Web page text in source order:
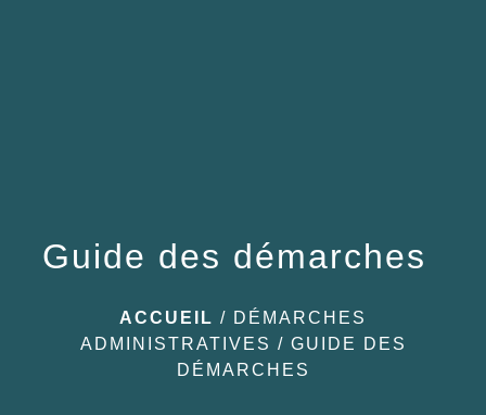
Guide des démarches
ACCUEIL / DÉMARCHES
ADMINISTRATIVES / GUIDE DES
DÉMARCHES